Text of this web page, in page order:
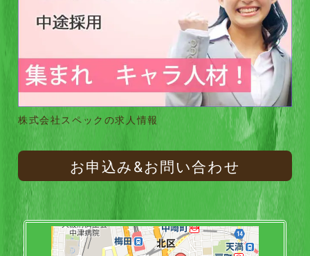
株式会社スペックの求人情報
お申込み&お問い合わせ